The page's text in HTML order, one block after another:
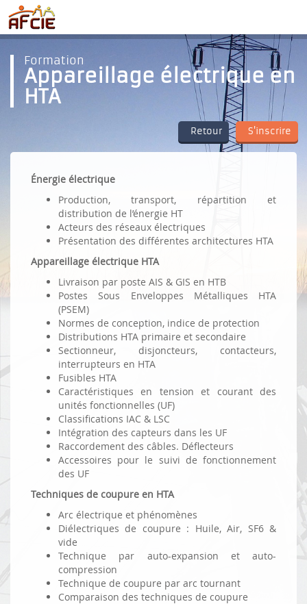
Formation
Appareillage électrique en
HTA
Retour S'inscrire
Énergie électrique
Production, transport, répartition et
distribution de l’énergie HT
Acteurs des réseaux électriques
Présentation des différentes architectures HTA
Appareillage électrique HTA
Livraison par poste AIS & GIS en HTB
Postes Sous Enveloppes Métalliques HTA
(PSEM)
Normes de conception, indice de protection
Distributions HTA primaire et secondaire
Sectionneur, disjoncteurs, contacteurs,
interrupteurs en HTA
Fusibles HTA
Caractéristiques en tension et courant des
unités fonctionnelles (UF)
Classifications IAC & LSC
Intégration des capteurs dans les UF
Raccordement des câbles. Déflecteurs
Accessoires pour le suivi de fonctionnement
des UF
Techniques de coupure en HTA
Arc électrique et phénomènes
Diélectriques de coupure : Huile, Air, SF6 &
vide
Technique par auto-expansion et auto-
compression
Technique de coupure par arc tournant
Comparaison des techniques de coupure